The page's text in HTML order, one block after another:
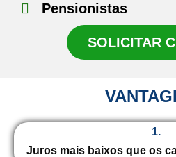
Pensionistas
SOLICITAR
1.
Juros mais baixos que os